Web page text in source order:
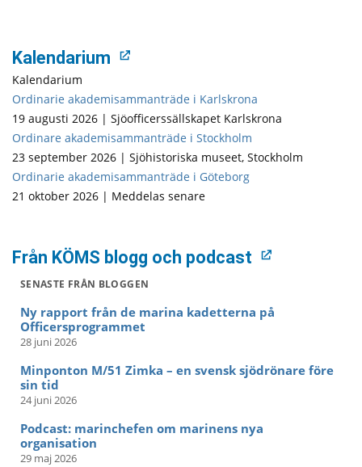
Kalendarium
Kalendarium
Ordinarie akademisammanträde i Karlskrona
19 augusti 2026 | Sjöofficerssällskapet Karlskrona
Ordinare akademisammanträde i Stockholm
23 september 2026 | Sjöhistoriska museet, Stockholm
Ordinarie akademisammanträde i Göteborg
21 oktober 2026 | Meddelas senare
Från KÖMS blogg och podcast
SENASTE FRÅN BLOGGEN
Ny rapport från de marina kadetterna på
Officersprogrammet
28 juni 2026
Minponton M/51 Zimka – en svensk sjödrönare före
sin tid
24 juni 2026
Podcast: marinchefen om marinens nya
organisation
29 maj 2026